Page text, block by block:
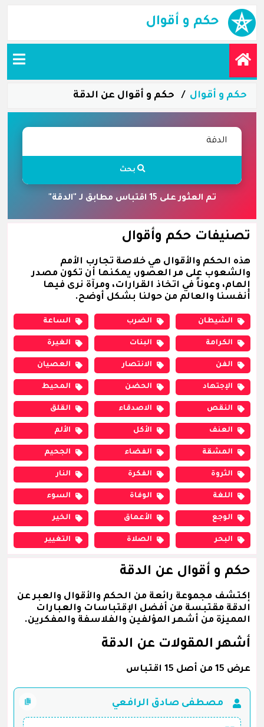
حكم و أقوال
حكم و أقوال حكم و أقوال عن الدقة
بحث
تم العثور على 15 اقتباس مطابق لـ "الدقة"
تصنيفات حكم وأقوال
هذه الحكم والأقوال هي خلاصة تجارب الأمم
والشعوب على مر العصور، يمكنها أن تكون مصدر
إلهام، وعوناً في اتخاذ القرارات، ومرآة نرى فيها
أنفسنا والعالم من حولنا بشكل أوضح.
الشيطان الضرب الساعة
الكرامة البنات الغيرة
الفن الانتصار العصيان
الإجتهاد الحضن المحيط
النقص الاصدقاء القلق
العنف الأكل الألم
المشقة الفضاء الجحيم
الثروة الفكرة النار
اللغة الوفاة السوء
الوجع الأعماق الخير
البحر الصلاة التغيير
حكم و أقوال عن الدقة
إكتشف مجموعة رائعة من الحكم والأقوال والعبر عن
الدقة مقتبسة من أفضل الإقتباسات والعبارات
المميزة من أشهر المؤلفين والفلاسفة والمفكرين.
أشهر المقولات عن الدقة
عرض 15 من أصل 15 اقتباس
مصطفى صادق الرافعي